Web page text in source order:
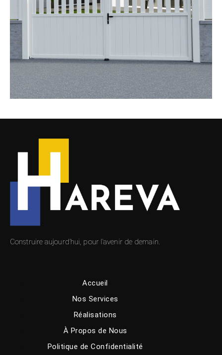
Construire aujourd’hui, pour l’avenir de demain.
Accueil
Nos Services
Réalisations
À Propos de Nous
Politique de Confidentialité